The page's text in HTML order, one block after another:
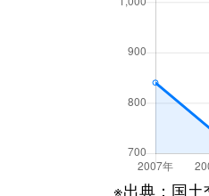
※出典：国土